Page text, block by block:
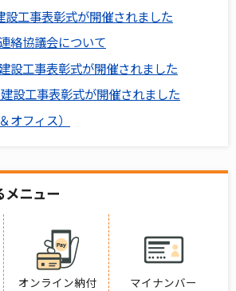
工事表彰式が開催されました
絡協議会について
設工事表彰式が開催されました
設工事表彰式が開催されました
オフィス）
メニュー
オンライン納付 マイナンバー